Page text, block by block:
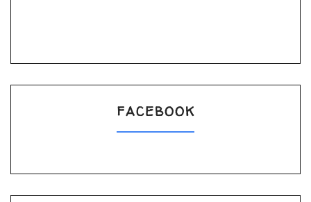
FACEBOOK